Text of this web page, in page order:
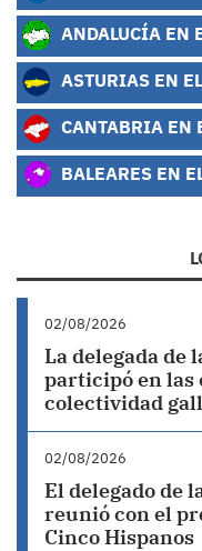
ANDALUCÍA EN
ASTURIAS EN
CANTABRIA EN
BALEARES EN
02/08/2026
La delegada de
participó en las
colectividad
02/08/2026
El delegado de
reunió con el
Cinco Hispanos